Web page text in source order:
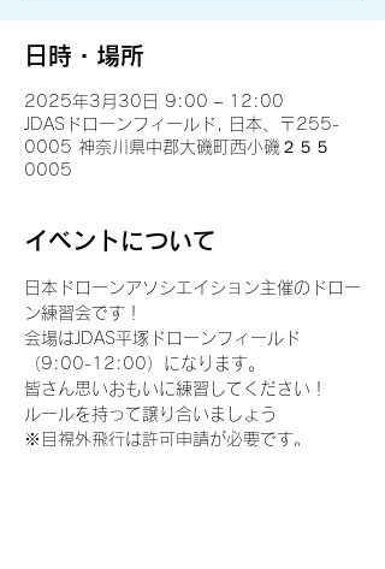
日時・場所
2025年3月30日 9:00 – 12:00
JDASドローンフィールド, 日本、〒255-
0005 神奈川県中郡大磯町西小磯２５５
0005
イベントについて
日本ドローンアソシエイション主催のドロー
ン練習会です！
会場はJDAS平塚ドローンフィールド
（9:00-12:00）になります。
皆さん思いおもいに練習してください！
ルールを持って譲り合いましょう
※目視外飛行は許可申請が必要です。